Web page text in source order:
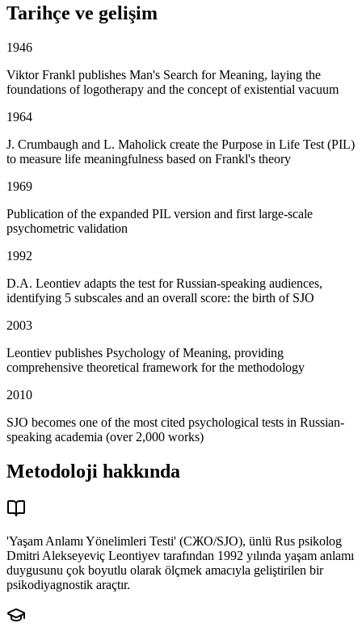
Tarihçe ve gelişim
1946
Viktor Frankl publishes Man's Search for Meaning, laying the
foundations of logotherapy and the concept of existential vacuum
1964
J. Crumbaugh and L. Maholick create the Purpose in Life Test (PIL)
to measure life meaningfulness based on Frankl's theory
1969
Publication of the expanded PIL version and first large-scale
psychometric validation
1992
D.A. Leontiev adapts the test for Russian-speaking audiences,
identifying 5 subscales and an overall score: the birth of SJO
2003
Leontiev publishes Psychology of Meaning, providing
comprehensive theoretical framework for the methodology
2010
SJO becomes one of the most cited psychological tests in Russian-
speaking academia (over 2,000 works)
Metodoloji hakkında
'Yaşam Anlamı Yönelimleri Testi' (СЖО/SJO), ünlü Rus psikolog
Dmitri Alekseyeviç Leontiyev tarafından 1992 yılında yaşam anlamı
duygusunu çok boyutlu olarak ölçmek amacıyla geliştirilen bir
psikodiyagnostik araçtır.